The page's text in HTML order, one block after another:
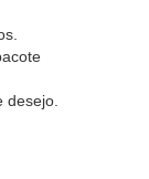
desejo.